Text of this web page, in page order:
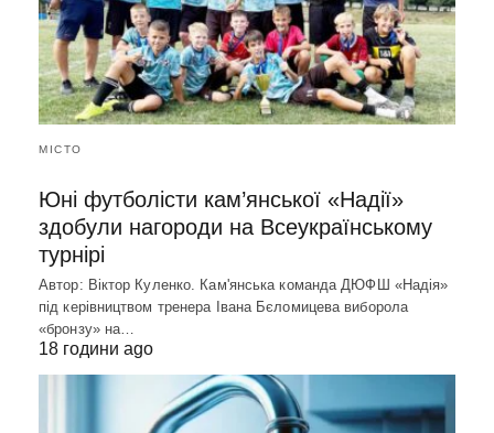
МІСТО
Юні футболісти кам’янської «Надії»
здобули нагороди на Всеукраїнському
турнірі
Автор: Віктор Куленко. Кам'янська команда ДЮФШ «Надія»
під керівництвом тренера Івана Бєломицева виборола
«бронзу» на…
18 години ago